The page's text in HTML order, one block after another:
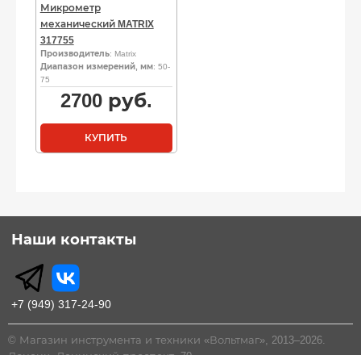
Микрометр
механический MATRIX
317755
Производитель: Matrix
Диапазон измерений, мм: 50-
75
2700руб.
КУПИТЬ
Наши контакты
+7 (949) 317-24-90
© Магазин инструмента и техники «Вольтмаг», 2013–2026.